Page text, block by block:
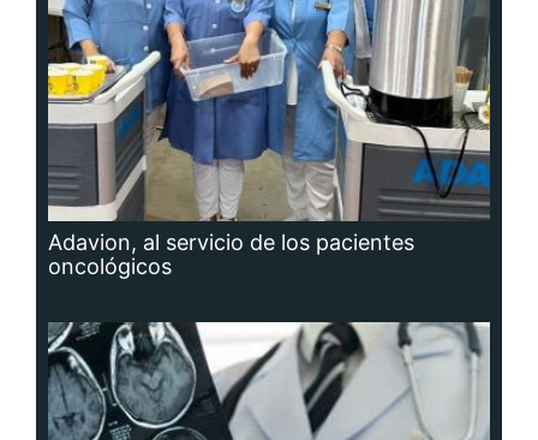
Adavion, al servicio de los pacientes
oncológicos